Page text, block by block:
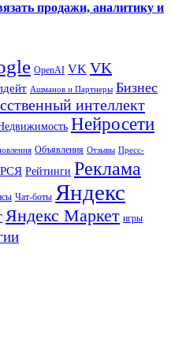
продажи, аналитику и
OpenAI VK VK
Ашманов и Партнеры Бизнес
интеллект
Нейросети
Объявления Отзывы Пресс-
РСЯ Рейтинги Реклама
Чат-боты Яндекс
Яндекс Маркет игры